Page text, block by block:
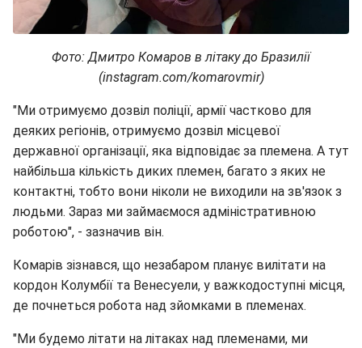
Фото: Дмитро Комаров в літаку до Бразилії
(instagram.com/komarovmir)
"Ми отримуємо дозвіл поліції, армії частково для
деяких регіонів, отримуємо дозвіл місцевої
державної організації, яка відповідає за племена. А тут
найбільша кількість диких племен, багато з яких не
контактні, тобто вони ніколи не виходили на зв'язок з
людьми. Зараз ми займаємося адміністративною
роботою", - зазначив він.
Комарів зізнався, що незабаром планує вилітати на
кордон Колумбії та Венесуели, у важкодоступні місця,
де почнеться робота над зйомками в племенах.
"Ми будемо літати на літаках над племенами, ми